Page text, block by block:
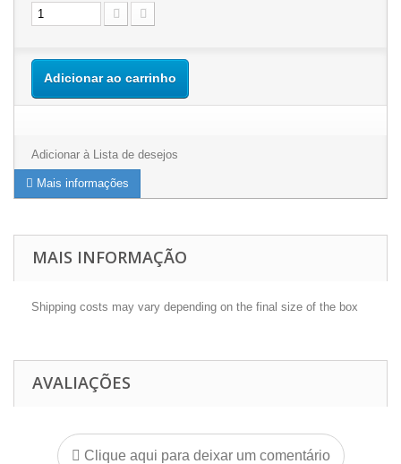
Adicionar ao carrinho
Adicionar à Lista de desejos
Mais informações
MAIS INFORMAÇÃO
Shipping costs may vary depending on the final size of the box
AVALIAÇÕES
Clique aqui para deixar um comentário